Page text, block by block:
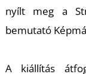
nyílt meg a
bemutató
A kiállítás